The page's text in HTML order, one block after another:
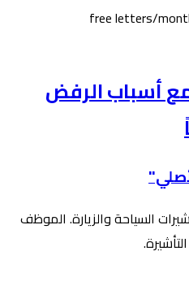
مع أسباب الرفض
السياحة والزيارة. الموظف